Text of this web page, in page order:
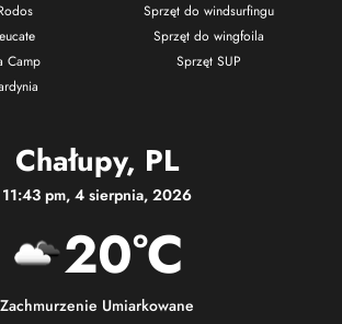
Camp
Sprzęt do windsurfingu
Sprzęt do wingfoila
Sprzęt SUP
Chałupy, PL
11:43 pm, 4 sierpnia, 2026
20°C
Zachmurzenie Umiarkowane